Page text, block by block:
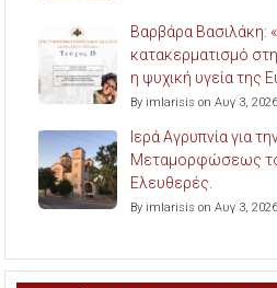
Βαρβάρα Βασιλάκη:
κατακερματισμό
η ψυχική υγεία της
By imlarisis on Αυγ 3, 2026
Ιερά Αγρυπνία για
Μεταμορφώσεως
Ελευθερές.
By imlarisis on Αυγ 3, 2026